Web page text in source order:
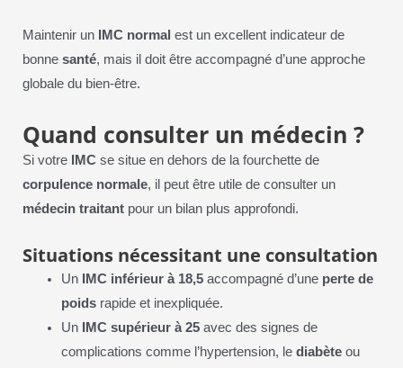
Maintenir un IMC normal est un excellent indicateur de
bonne santé, mais il doit être accompagné d’une approche
globale du bien-être.
Quand consulter un médecin ?
Si votre IMCse situe en dehors de la fourchette de
corpulence normale, il peut être utile de consulter un
médecin traitantpour un bilan plus approfondi.
Situations nécessitant une consultation
Un IMC inférieur à 18,5 accompagné d’une perte de
poids rapide et inexpliquée.
Un
IMC supérieur à 25 avec des signes de
complications comme l’hypertension, lediabète ou